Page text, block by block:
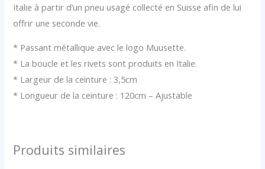
Italie à partir d’un pneu usagé collecté en Suisse afin de lui
offrir une seconde vie.
* Passant métallique avec le logo Muusette.
* La boucle et les rivets sont produits en Italie.
* Largeur de la ceinture : 3,5cm
* Longueur de la ceinture : 120cm – Ajustable
Produits similaires